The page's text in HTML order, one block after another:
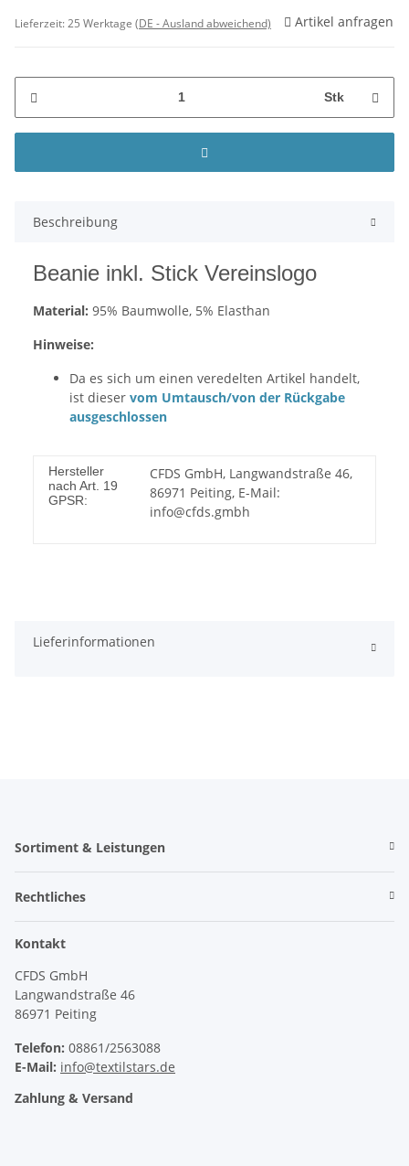
Lieferzeit:25 Werktage (DE - Ausland abweichend) Artikel anfragen
Stk
Beschreibung
Beanie inkl. Stick Vereinslogo
Material: 95% Baumwolle, 5% Elasthan
Hinweise:
Da es sich um einen veredelten Artikel handelt,
ist dieser vom Umtausch/von der Rückgabe
ausgeschlossen
Hersteller
nach Art. 19
GPSR:
CFDS GmbH, Langwandstraße 46,
86971 Peiting, E-Mail:
info@cfds.gmbh
Lieferinformationen
Sortiment & Leistungen
Rechtliches
Kontakt
CFDS GmbH
Langwandstraße 46
86971 Peiting
Telefon: 08861/2563088
E-Mail: info@textilstars.de
Zahlung & Versand